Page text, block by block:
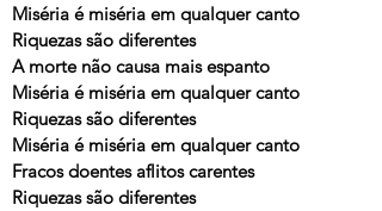
Miséria é miséria em qualquer canto
Riquezas são diferentes
A morte não causa mais espanto
Miséria é miséria em qualquer canto
Riquezas são diferentes
Miséria é miséria em qualquer canto
Fracos doentes aflitos carentes
Riquezas são diferentes